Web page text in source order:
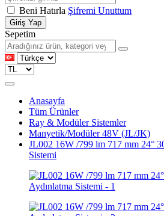
Beni Hatırla Şifremi Unuttum
Giriş Yap
Sepetim
Anasayfa
Tüm Ürünler
Ray & Modüler Sistemler
Manyetik/Modüler 48V (JL/JK)
JL002 16W /799 lm 717 mm 24°
Sistemi